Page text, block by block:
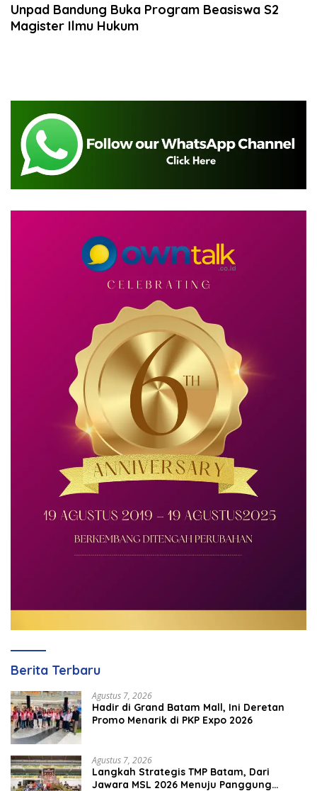
Unpad Bandung Buka Program Beasiswa S2
Magister Ilmu Hukum
Berita Terbaru
Agustus 7, 2026
Hadir di Grand Batam Mall, Ini Deretan
Promo Menarik di PKP Expo 2026
Agustus 7, 2026
Langkah Strategis TMP Batam, Dari
Jawara MSL 2026 Menuju Panggung